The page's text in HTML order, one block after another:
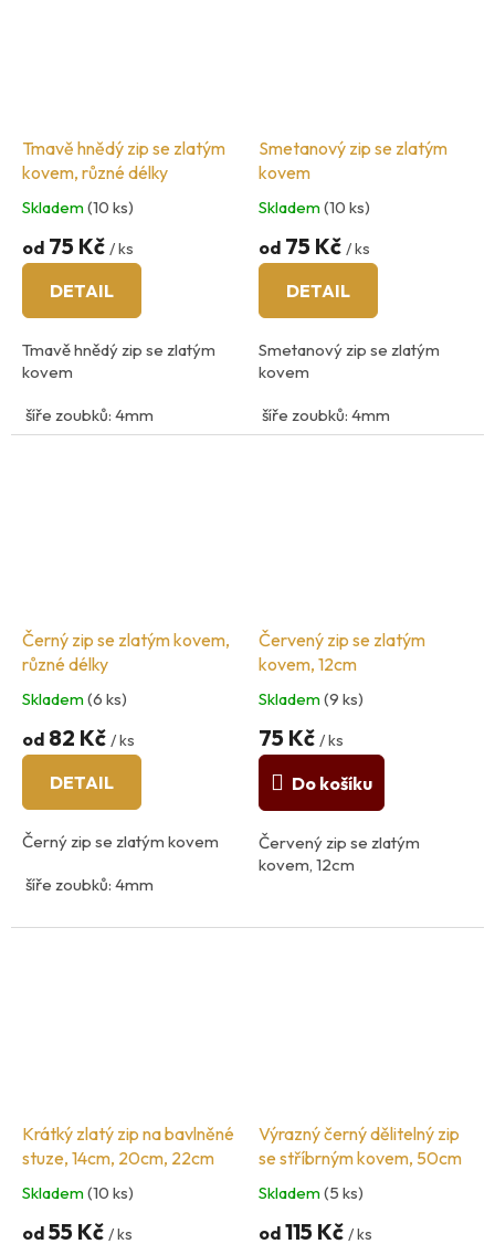
Tmavě hnědý zip se zlatým
kovem, různé délky
Skladem(10 ks)
od 75 Kč / ks
DETAIL
Tmavě hnědý zip se zlatým
kovem
šíře zoubků: 4mm
Smetanový zip se zlatým
kovem
Skladem(10 ks)
od 75 Kč / ks
DETAIL
Smetanový zip se zlatým
kovem
šíře zoubků: 4mm
Černý zip se zlatým kovem,
různé délky
Skladem(6 ks)
od 82 Kč / ks
DETAIL
Černý zip se zlatým kovem
šíře zoubků: 4mm
12cm - 25cm, - nedělitelný
Červený zip se zlatým
kovem, 12cm
Skladem(9 ks)
75 Kč / ks
Do košíku
Červený zip se zlatým
kovem, 12cm
Krátký zlatý zip na bavlněné
stuze, 14cm, 20cm, 22cm
Skladem(10 ks)
od 55 Kč / ks
Výrazný černý dělitelný zip
se stříbrným kovem, 50cm
Skladem(5 ks)
od 115 Kč / ks